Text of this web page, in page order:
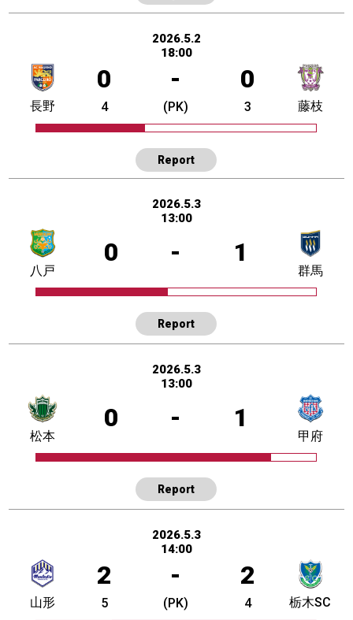
2026.5.2
18:00
0 - 0
長野 4 (PK) 3 藤枝
Report
2026.5.3
13:00
0 - 1
八戸 群馬
Report
2026.5.3
13:00
0 - 1
松本 甲府
Report
2026.5.3
14:00
2 - 2
山形 5 (PK) 4 栃木SC